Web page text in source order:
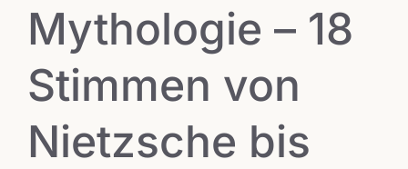
Mythologie – 18
Stimmen von
Nietzsche bis